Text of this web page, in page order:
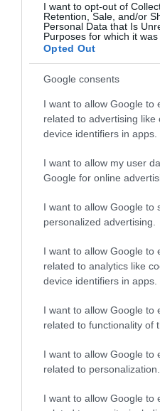
I want to opt-out of
Retention, Sale, and/or
Personal Data that Is
Purposes for which it was
Opted Out
Google consents
I want to allow Google to
related to advertising like
device identifiers in apps.
I want to allow my user
Google for online
I want to allow Google to
personalized advertising.
I want to allow Google to
related to analytics like
device identifiers in apps.
I want to allow Google to
related to functionality of
I want to allow Google to
related to personalization.
I want to allow Google to
ΕΛΛΑΔΑ
Νεκρός 4χρονος
μικροσκόπιο οι
του ναυαγοσώστη
Αρχές για τα
Τα αναπάντητα΄ερωτήματα
ΕΛΛΑΔΑ
Σηκώθηκαν 9